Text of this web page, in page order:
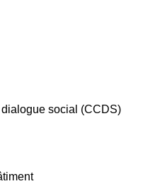
social (CCDS)